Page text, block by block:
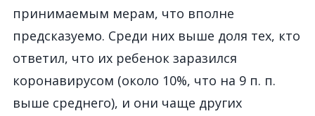
принимаемым мерам, что вполне
предсказуемо. Среди них выше доля тех, кто
ответил, что их ребенок заразился
коронавирусом (около 10%, что на 9 п. п.
выше среднего), и они чаще других